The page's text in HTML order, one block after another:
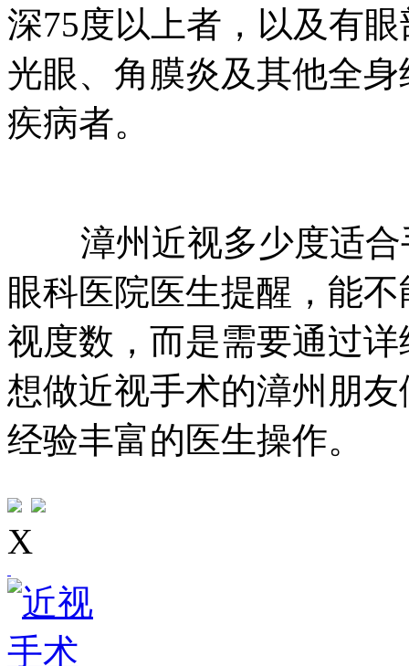
深75度以上者，以及有
光眼、角膜炎及其他全
疾病者。
漳州近视多少度适合
眼科医院医生提醒，能
视度数，而是需要通过
想做近视手术的漳州朋
经验丰富的医生操作。
X